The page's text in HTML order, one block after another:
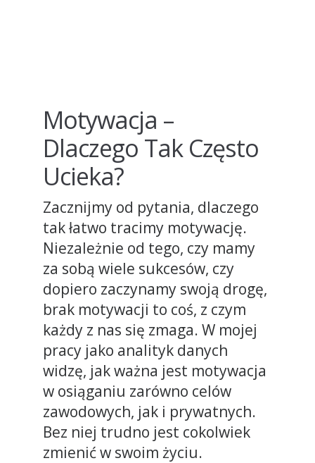
Motywacja –
Dlaczego Tak Często
Ucieka?
Zacznijmy od pytania, dlaczego
tak łatwo tracimy motywację.
Niezależnie od tego, czy mamy
za sobą wiele sukcesów, czy
dopiero zaczynamy swoją drogę,
brak motywacji to coś, z czym
każdy z nas się zmaga. W mojej
pracy jako analityk danych
widzę, jak ważna jest motywacja
w osiąganiu zarówno celów
zawodowych, jak i prywatnych.
Bez niej trudno jest cokolwiek
zmienić w swoim życiu.